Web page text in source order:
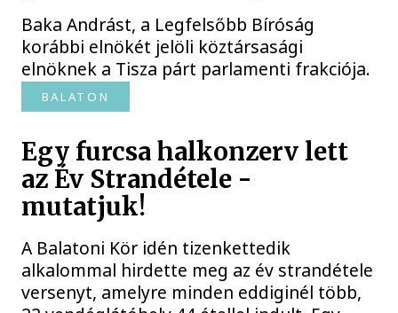
Baka Andrást, a Legfelsőbb Bíróság
korábbi elnökét jelöli köztársasági
elnöknek a Tisza párt parlamenti frakciója.
BALATON
Egy furcsa halkonzerv lett
az Év Strandétele -
mutatjuk!
A Balatoni Kör idén tizenkettedik
alkalommal hirdette meg az év strandétele
versenyt, amelyre minden eddiginél több,